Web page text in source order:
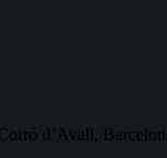
d’Avall,